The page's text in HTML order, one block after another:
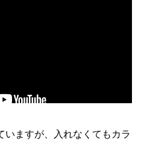
いますが、入れなくてもカラ